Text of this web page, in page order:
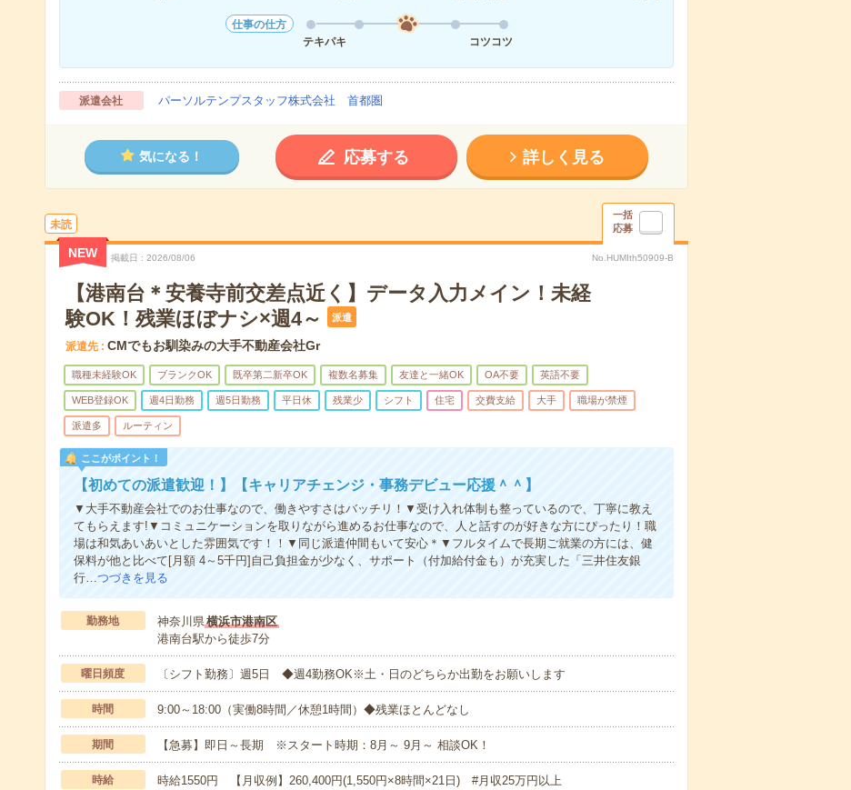
仕事の仕方
テキパキ
コツコツ
派遣会社 パーソルテンプスタッフ株式会社 首都圏
気になる！ 応募する 詳しく見る
未読
一括
応募
NEW 掲載日 2026/08/06 No.HUMIth50909-B
【港南台＊安養寺前交差点近く】データ入力メイン！未経
験OK！残業ほぼナシ×週4～
派遣
派遣先 CMでもお馴染みの大手不動産会社Gr
職種未経験OK ブランクOK 既卒第二新卒OK 複数名募集 友達と一緒OK OA不要 英語不要
WEB登録OK 週4日勤務 週5日勤務 平日休 残業少 シフト 住宅 交費支給 大手 職場が禁煙
派遣多 ルーティン
ここがポイント！
【初めての派遣歓迎！】【キャリアチェンジ・事務デビュー応援＾＾】
▼大手不動産会社でのお仕事なので、働きやすさはバッチリ！▼受け入れ体制も整っているので、丁寧に教え
てもらえます!▼コミュニケーションを取りながら進めるお仕事なので、人と話すのが好きな方にぴったり！職
場は和気あいあいとした雰囲気です！！▼同じ派遣仲間もいて安心＊▼フルタイムで長期ご就業の方には、健
保料が他と比べて[月額 4～5千円]自己負担金が少なく、サポート（付加給付金も）が充実した「三井住友銀
行…つづきを見る
勤務地 神奈川県横浜市港南区
港南台駅から徒歩7分
曜日頻度 〔シフト勤務〕週5日 ◆週4勤務OK※土・日のどちらか出勤をお願いします
時間 9:00～18:00（実働8時間／休憩1時間）◆残業ほとんどなし
期間 【急募】即日～長期 ※スタート時期：8月～ 9月～ 相談OK！
時給 時給1550円 【月収例】260,400円(1,550円×8時間×21日) #月収25万円以上